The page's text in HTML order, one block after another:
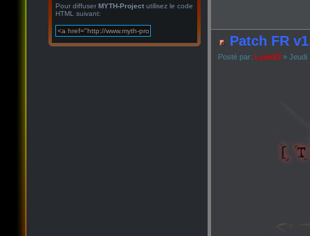
Pour diffuser MYTH-Project utilisez le code
HTML suivant:
Patch FR
Posté par: Lyan53 » Jeudi